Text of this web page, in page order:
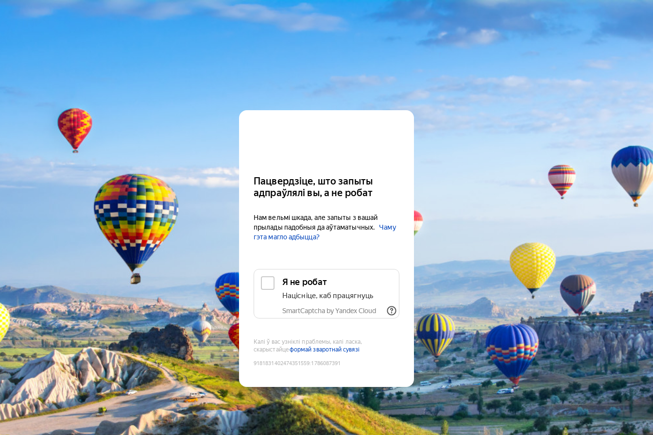
Пацвердзіце, што запыты
адпраўлялі вы, а не робат
Нам вельмі шкада, але запыты з вашай
прылады падобныя да аўтаматычных.
Чаму
гэта магло адбыцца?
Я не робат
Націсніце, каб працягнуць
SmartCaptcha by Yandex Cloud
Калі ў вас узніклі праблемы, калі ласка,
скарыстайцеформай зваротнай сувязі
9181831402474351559:1786087391